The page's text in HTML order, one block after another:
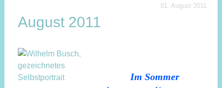
01. August 2011
August 2011
Im Sommer